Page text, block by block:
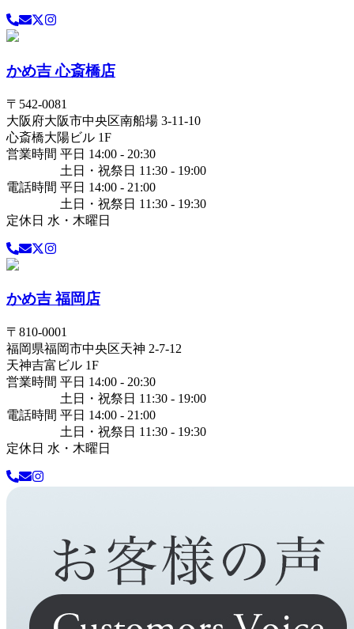
かめ吉 心斎橋店
〒 542-0081
大阪府大阪市中央区南船場 3-11-10
心斎橋大陽ビル 1F
営業時間 平日 14:00 - 20:30
土日・祝祭日 11:30 - 19:00
電話時間 平日 14:00 - 21:00
土日・祝祭日 11:30 - 19:30
定休日 水・木曜日
かめ吉 福岡店
〒 810-0001
福岡県福岡市中央区天神 2-7-12
天神吉富ビル 1F
営業時間 平日 14:00 - 20:30
土日・祝祭日 11:30 - 19:00
電話時間 平日 14:00 - 21:00
土日・祝祭日 11:30 - 19:30
定休日 水・木曜日